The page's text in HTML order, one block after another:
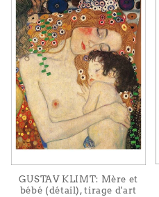
GUSTAV KLIMT: Mère et
bébé (détail), tirage d'art